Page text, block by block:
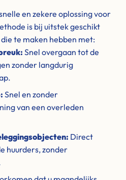
en zekere oplossing voor
is bij uitstek geschikt
te maken hebben met:
Snel overgaan tot de
zonder langdurig
Snel en zonder
van een overleden
Direct
huurders, zonder